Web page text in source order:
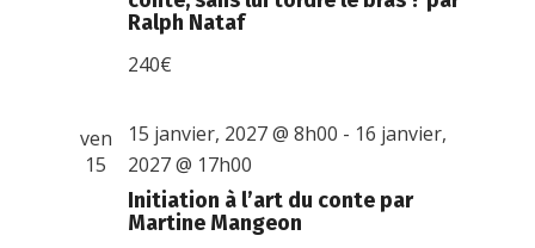
Ralph Nataf
240€
ven
15
Initiation à l’art du conte par
Martine Mangeon
15 janvier, 2027 @ 8h00 - 16 janvier,
2027 @ 17h00